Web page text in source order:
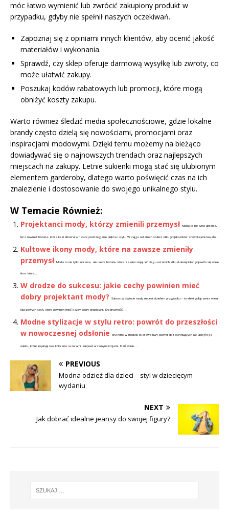
móc łatwo wymienić lub zwrócić zakupiony produkt w
przypadku, gdyby nie spełnił naszych oczekiwań.
Zapoznaj się z opiniami innych klientów, aby ocenić jakość
materiałów i wykonania.
Sprawdź, czy sklep oferuje darmową wysyłkę lub zwroty, co
może ułatwić zakupy.
Poszukaj kodów rabatowych lub promocji, które mogą
obniżyć koszty zakupu.
Warto również śledzić media społecznościowe, gdzie lokalne
brandy często dzielą się nowościami, promocjami oraz
inspiracjami modowymi. Dzięki temu możemy na bieżąco
dowiadywać się o najnowszych trendach oraz najlepszych
miejscach na zakupy. Letnie sukienki mogą stać się ulubionym
elementem garderoby, dlatego warto poświęcić czas na ich
znalezienie i dostosowanie do swojego unikalnego stylu.
W Temacie Również:
Projektanci mody, którzy zmienili przemysł Moda to nie tylko ubrania,
lecz również historia, która kształtowała nasze postrzeganie piękna i stylu. W ciągu ostatnich stuleci, kilku projektantów zrewolucjonizowało...
Kultowe ikony mody, które na zawsze zmieniły
przemysł Moda to nie tylko ubrania, ale także historie, które za nimi stoją. W ciągu ostatnich kilku dziesięcioleci pojawiło się wiele
ikon, które...
W drodze do sukcesu: jakie cechy powinien mieć
dobry projektant mody?
Sukces w świecie mody nie jest dziełem przypadku – to efekt połączenia wielu
kluczowych cech, które powinien mieć każdy dobry projektant. Kreatywność,...
Modne stylizacje w stylu retro: powrót do przeszłości
w nowoczesnej odsłonie
Styl retro w modzie to prawdziwy powrót do fascynujących lat ubiegłego
wieku, które inspirują nas kolorami, wzorami i niepowtarzalnymi krojami. Dziś wiele...
PREVIOUS
Modna odzież dla dzieci – styl w dziecięcym
wydaniu
NEXT
Jak dobrać idealne jeansy do swojej figury?